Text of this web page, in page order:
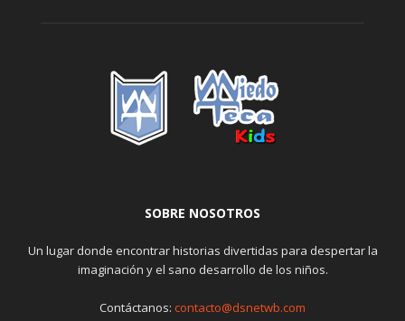
SOBRE NOSOTROS
Un lugar donde encontrar historias divertidas para despertar la
imaginación y el sano desarrollo de los niños.
Contáctanos: contacto@dsnetwb.com